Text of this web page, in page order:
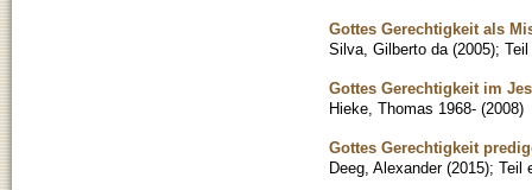
Gottes Gerechtigkeit als
Silva, Gilberto da (2005);
Gottes Gerechtigkeit im
Hieke, Thomas 1968- (2008)
Gottes Gerechtigkeit
Deeg, Alexander (2015); Teil